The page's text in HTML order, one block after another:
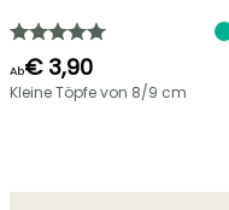
Ab€ 3,90
Kleine Töpfe von 8/9 cm